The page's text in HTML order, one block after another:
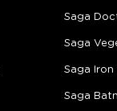
Saga
Saga
Saga Iron
Saga